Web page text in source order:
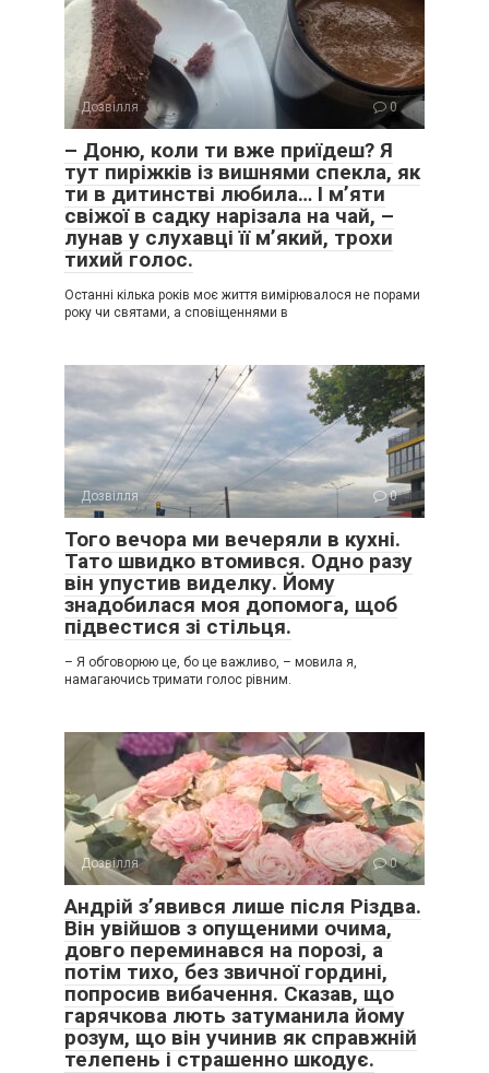
Дозвілля 0
– Доню, коли ти вже приїдеш? Я
тут пиріжків із вишнями спекла, як
ти в дитинстві любила… І м’яти
свіжої в садку нарізала на чай, –
лунав у слухавці її м’який, трохи
тихий голос.
Останні кілька років моє життя вимірювалося не порами
року чи святами, а сповіщеннями в
Дозвілля 0
Того вечора ми вечеряли в кухні.
Тато швидко втомився. Одно разу
він упустив виделку. Йому
знадобилася моя допомога, щоб
підвестися зі стільця.
– Я обговорюю це, бо це важливо, – мовила я,
намагаючись тримати голос рівним.
Дозвілля 0
Андрій з’явився лише після Різдва.
Він увійшов з опущеними очима,
довго переминався на порозі, а
потім тихо, без звичної гордині,
попросив вибачення. Сказав, що
гарячкова лють затуманила йому
розум, що він учинив як справжній
телепень і страшенно шкодує.